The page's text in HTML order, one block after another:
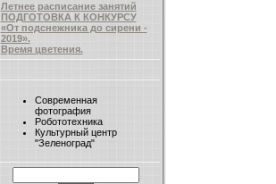
Летнее расписание занятий
ПОДГОТОВКА К КОНКУРСУ
«От подснежника до сирени -
2019».
Время цветения.
Современная
фотография
Робототехника
Культурный центр
"Зеленоград"